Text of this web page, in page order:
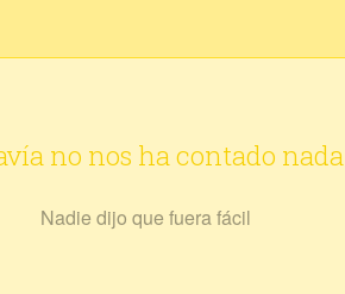
no nos ha contado nada
Nadie dijo que fuera fácil